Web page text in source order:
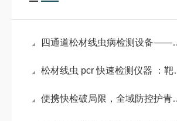
四通道松材线虫病检测设备——四通路并行快检 筑牢森林生态防疫防线
松材线虫 pcr 快速检测仪器 ：靶向识别线虫 DNA，守护全国松林资源
便携快检破局限，全域防控护青山——松材线虫DNA检测设备应用纪实